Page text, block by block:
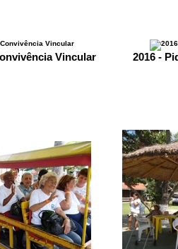
Vincular 2016 -